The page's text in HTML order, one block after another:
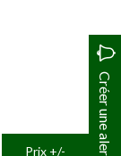
Créer une alerte
Prix +/-